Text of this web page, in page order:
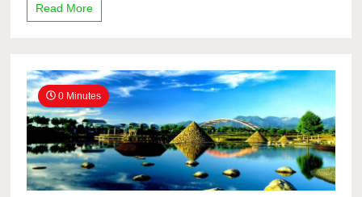
Read More
0 Minutes